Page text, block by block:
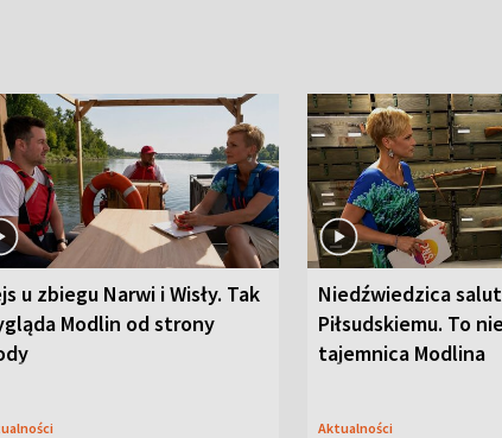
u zbiegu Narwi i Wisły. Tak
Modlin od strony
Niedźwiedzica
Piłsudskiemu. To
tajemnica Modlina
Aktualności